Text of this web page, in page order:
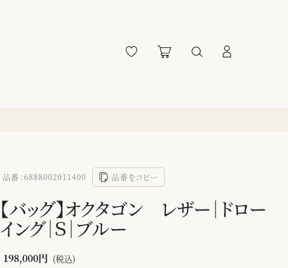
品番：6888002011400 品番をコピー
【バッグ】オクタゴン レザー｜ドロー
イング｜Ｓ｜ブルー
198,000円 (税込)